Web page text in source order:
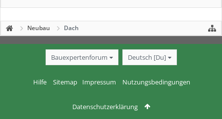
Neubau Dach
Bauexpertenforum Deutsch [Du]
Hilfe Sitemap Impressum Nutzungsbedingungen
Datenschutzerklärung